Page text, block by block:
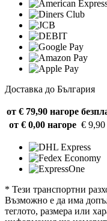
Доставка до България
от € 79,90 нагоре
от € 0,00 нагоре € 9,90
* Тези транспортни
Възможно е да има
теглото, размера или